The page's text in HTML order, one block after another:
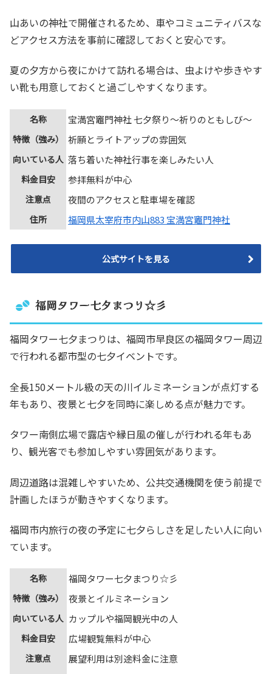
山あいの神社で開催されるため、車やコミュニティバスな
どアクセス方法を事前に確認しておくと安心です。
夏の夕方から夜にかけて訪れる場合は、虫よけや歩きやす
い靴も用意しておくと過ごしやすくなります。
名称 宝満宮竈門神社 七夕祭り～祈りのともしび～
特徴（強み） 祈願とライトアップの雰囲気
向いている人 落ち着いた神社行事を楽しみたい人
料金目安 参拝無料が中心
注意点 夜間のアクセスと駐車場を確認
住所 福岡県太宰府市内山883 宝満宮竈門神社
公式サイトを見る
福岡タワー七夕まつり☆彡
福岡タワー七夕まつりは、福岡市早良区の福岡タワー周辺
で行われる都市型の七夕イベントです。
全長150メートル級の天の川イルミネーションが点灯する
年もあり、夜景と七夕を同時に楽しめる点が魅力です。
タワー南側広場で露店や縁日風の催しが行われる年もあ
り、観光客でも参加しやすい雰囲気があります。
周辺道路は混雑しやすいため、公共交通機関を使う前提で
計画したほうが動きやすくなります。
福岡市内旅行の夜の予定に七夕らしさを足したい人に向い
ています。
名称 福岡タワー七夕まつり☆彡
特徴（強み） 夜景とイルミネーション
向いている人 カップルや福岡観光中の人
料金目安 広場観覧無料が中心
注意点 展望利用は別途料金に注意